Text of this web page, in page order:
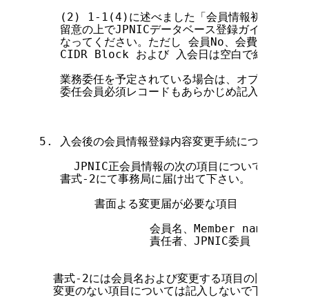
(2) 1-1(4)に述べました「会員情報初期登録情
留意の上でJPNICデータベース登録ガイド
なってください。ただし 会員No、会費口数、議
   CIDR Block および 入会日は空白で結構です。
業務委任を予定されている場合は、オプションと
委任会員必須レコードもあらかじめ記入してくだ
5. 入会後の会員情報登録内容変更手続について
JPNIC正会員情報の次の項目について入会後に
   書式-2にて事務局に届け出て下さい。
        書面よる変更届が必要な項目
会員名、Member name、会員
                責任者、JPNIC委員
書式-2には会員名および変更する項目の旧新両方
  変更のない項目については記入しないで下さい。